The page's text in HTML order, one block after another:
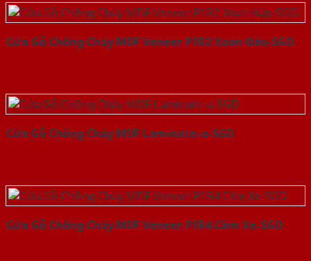
Cửa Gỗ Chống Cháy MDF Veneer P1R2 Xoan Đào-SGD
Cửa Gỗ Chống Cháy MDF Laminate-a-SGD
Cửa Gỗ Chống Cháy MDF Veneer P1R4 Căm Xe-SGD